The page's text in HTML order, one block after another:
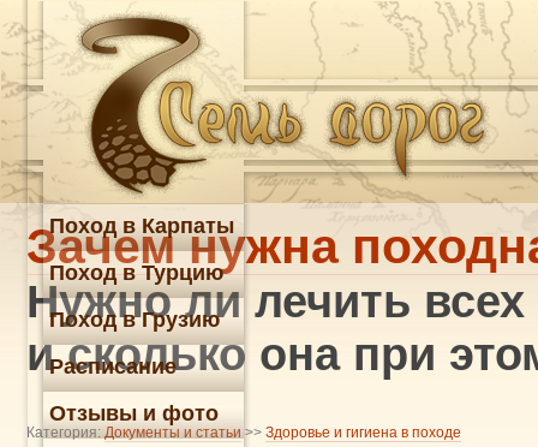
Зачем нужна
Нужно ли лечить
и сколько она при
Категория: Документы и статьи >> Здоровье и гигиена в походе
Поход в Карпаты
Поход в Турцию
Поход в Грузию
Расписание
Отзывы и фото